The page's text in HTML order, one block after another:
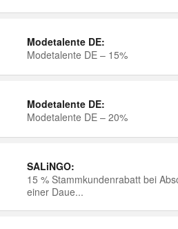
Modetalente DE:
Modetalente DE – 15%
Modetalente DE:
Modetalente DE – 20%
SALiNGO:
15 % Stammkundenrabatt bei
einer Daue...